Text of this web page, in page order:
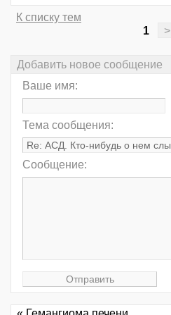
К списку тем
1
>
Добавить новое сообщение
Ваше имя:
Тема сообщения:
Сообщение: